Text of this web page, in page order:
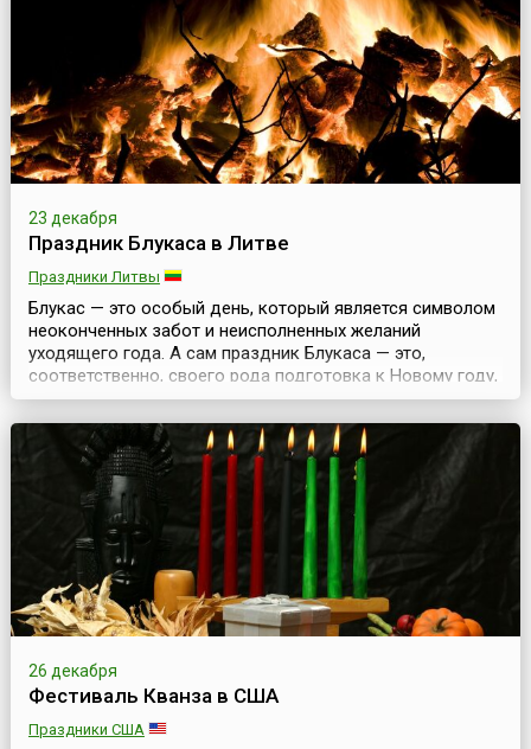
23 декабря
Праздник Блукаса в Литве
Праздники Литвы
Блукас — это особый день, который является символом
неоконченных забот и неисполненных желаний
уходящего года. А сам праздник Блукаса — это,
соответственно, своего рода подготовка к Новому году,
когда все старое, незаконченное и плохое надо
оставить в прошлом и приготовиться к новому,
хорошему.Надо сказать, что подобные праздники есть у
многих народов и свои особенности их празднования. В
26 декабря
Фестиваль Кванза в США
Праздники США